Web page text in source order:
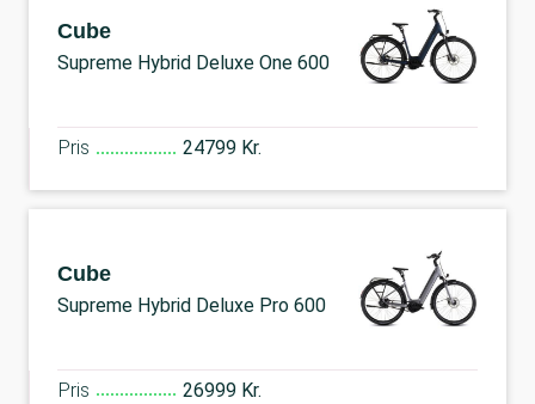
Cube
Supreme Hybrid Deluxe One 600
Pris 24799 Kr.
Cube
Supreme Hybrid Deluxe Pro 600
Pris 26999 Kr.